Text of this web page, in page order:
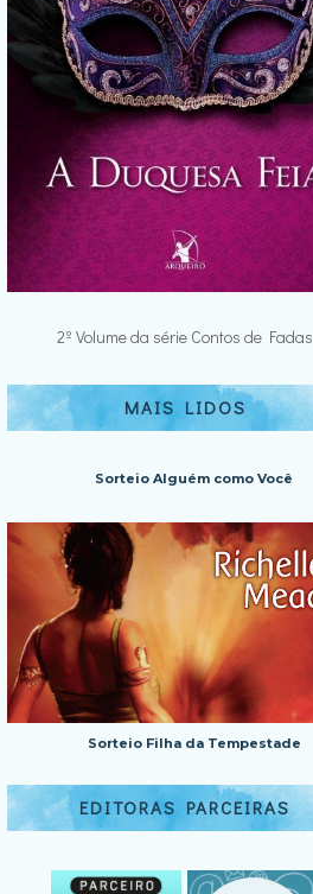
2º Volume da série Contos de Fadas
MAIS LIDOS
Sorteio Alguém como Você
Sorteio Filha da Tempestade
EDITORAS PARCEIRAS